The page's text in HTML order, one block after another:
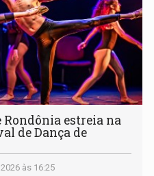
Rondônia estreia na
de Dança de
às 16:25